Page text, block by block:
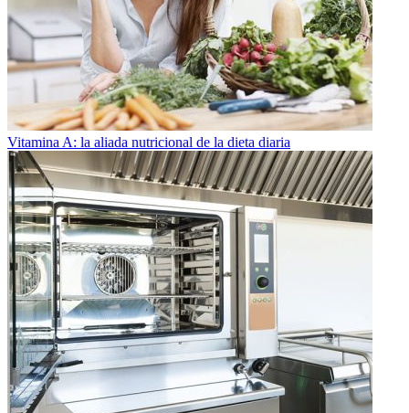
Vitamina A: la aliada nutricional de la dieta diaria